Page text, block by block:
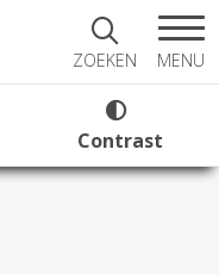
ZOEKEN MENU
Contrast